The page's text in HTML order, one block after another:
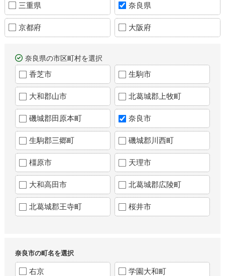
三重県 奈良県
京都府 大阪府
奈良県の市区町村を選択
香芝市 生駒市
大和郡山市 北葛城郡上牧町
磯城郡田原本町 奈良市
生駒郡三郷町 磯城郡川西町
橿原市 天理市
大和高田市 北葛城郡広陵町
北葛城郡王寺町 桜井市
奈良市の町名を選択
右京 学園大和町